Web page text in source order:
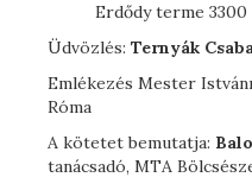
Erdődy terme 3300
Üdvözlés: Ternyák
Emlékezés Mester
Róma
A kötetet bemutatja:
tanácsadó, MTA